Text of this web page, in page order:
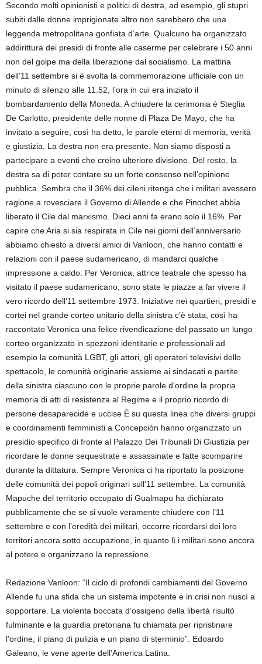
Secondo molti opinionisti e politici di destra, ad esempio, gli stupri
subiti dalle donne imprigionate altro non sarebbero che una
leggenda metropolitana gonfiata d’arte. Qualcuno ha organizzato
addirittura dei presidi di fronte alle caserme per celebrare i 50 anni
non del golpe ma della liberazione dal socialismo. La mattina
dell’11 settembre si è svolta la commemorazione ufficiale con un
minuto di silenzio alle 11.52, l’ora in cui era iniziato il
bombardamento della Moneda. A chiudere la cerimonia è Steglia
De Carlotto, presidente delle nonne di Plaza De Mayo, che ha
invitato a seguire, così ha detto, le parole eterni di memoria, verità
e giustizia. La destra non era presente. Non siamo disposti a
partecipare a eventi che creino ulteriore divisione. Del resto, la
destra sa di poter contare su un forte consenso nell’opinione
pubblica. Sembra che il 36% dei cileni ritenga che i militari avessero
ragione a rovesciare il Governo di Allende e che Pinochet abbia
liberato il Cile dal marxismo. Dieci anni fa erano solo il 16%. Per
capire che Aria si sia respirata in Cile nei giorni dell’anniversario
abbiamo chiesto a diversi amici di Vanloon, che hanno contatti e
relazioni con il paese sudamericano, di mandarci qualche
impressione a caldo. Per Veronica, attrice teatrale che spesso ha
visitato il paese sudamericano, sono state le piazze a far vivere il
vero ricordo dell’11 settembre 1973. Iniziative nei quartieri, presidi e
cortei nel grande corteo unitario della sinistra c’è stata, così ha
raccontato Veronica una felice rivendicazione del passato un lungo
corteo organizzato in spezzoni identitarie e professionali ad
esempio la comunità LGBT, gli attori, gli operatori televisivi dello
spettacolo, le comunità originarie assieme ai sindacati e partite
della sinistra ciascuno con le proprie parole d’ordine la propria
memoria di atti di resistenza al Regime e il proprio ricordo di
persone desaparecide e uccise È su questa linea che diversi gruppi
e coordinamenti femministi a Concepción hanno organizzato un
presidio specifico di fronte al Palazzo Dei Tribunali Di Giustizia per
ricordare le donne sequestrate e assassinate e fatte scomparire
durante la dittatura. Sempre Veronica ci ha riportato la posizione
delle comunità dei popoli originari sull’11 settembre. La comunità
Mapuche del territorio occupato di Gualmapu ha dichiarato
pubblicamente che se si vuole veramente chiudere con l’11
settembre e con l’eredità dei militari, occorre ricordarsi dei loro
territori ancora sotto occupazione, in quanto lì i militari sono ancora
al potere e organizzano la repressione.
Redazione Vanloon: “Il ciclo di profondi cambiamenti del Governo
Allende fu una sfida che un sistema impotente e in crisi non riuscì a
sopportare. La violenta boccata d’ossigeno della libertà risultò
fulminante e la guardia pretoriana fu chiamata per ripristinare
l’ordine, il piano di pulizia e un piano di sterminio”. Edoardo
Galeano, le vene aperte dell’America Latina.